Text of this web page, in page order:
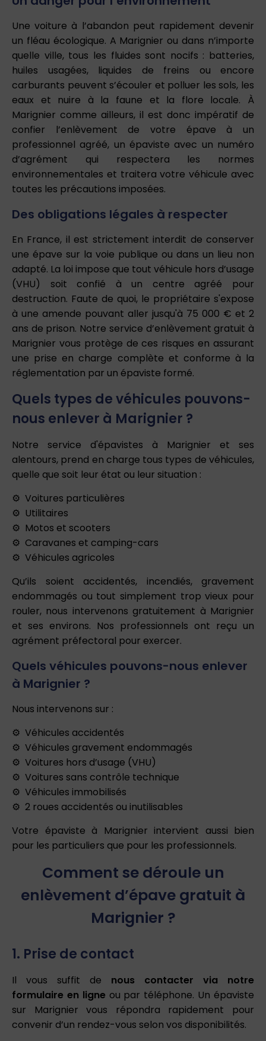
Une voiture à l’abandon peut rapidement devenir
un fléau écologique. A Marignier ou dans n’importe
quelle ville, tous les fluides sont nocifs : batteries,
huiles usagées, liquides de freins ou encore
carburants peuvent s’écouler et polluer les sols, les
eaux et nuire à la faune et la flore locale. À
Marignier comme ailleurs, il est donc impératif de
confier l’enlèvement de votre épave à un
professionnel agréé, un épaviste avec un numéro
d’agrément qui respectera les normes
environnementales et traitera votre véhicule avec
toutes les précautions imposées.
Des obligations légales à respecter
En France, il est strictement interdit de conserver
une épave sur la voie publique ou dans un lieu non
adapté. La loi impose que tout véhicule hors d’usage
(VHU) soit confié à un centre agréé pour
destruction. Faute de quoi, le propriétaire s'expose
à une amende pouvant aller jusqu'à 75 000 € et 2
ans de prison. Notre service d’enlèvement gratuit à
Marignier vous protège de ces risques en assurant
une prise en charge complète et conforme à la
réglementation par un épaviste formé.
Quels types de véhicules pouvons-
nous enlever à Marignier ?
Notre service d'épavistes à Marignier et ses
alentours, prend en charge tous types de véhicules,
quelle que soit leur état ou leur situation :
Voitures particulières
Utilitaires
Motos et scooters
Caravanes et camping-cars
Véhicules agricoles
Qu’ils soient accidentés, incendiés, gravement
endommagés ou tout simplement trop vieux pour
rouler, nous intervenons gratuitement à Marignier
et ses environs. Nos professionnels ont reçu un
agrément préfectoral pour exercer.
Quels véhicules pouvons-nous enlever
à Marignier ?
Nous intervenons sur :
Véhicules accidentés
Véhicules gravement endommagés
Voitures hors d’usage (VHU)
Voitures sans contrôle technique
Véhicules immobilisés
2 roues accidentés ou inutilisables
Votre épaviste à Marignier intervient aussi bien
pour les particuliers que pour les professionnels.
Comment se déroule un
enlèvement d’épave gratuit à
Marignier ?
1. Prise de contact
Il vous suffit de nous contacter via notre
formulaire en ligne ou par téléphone. Un épaviste
sur Marignier vous répondra rapidement pour
convenir d’un rendez-vous selon vos disponibilités.